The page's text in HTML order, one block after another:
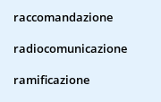
raccomandazione
radiocomunicazione
ramificazione